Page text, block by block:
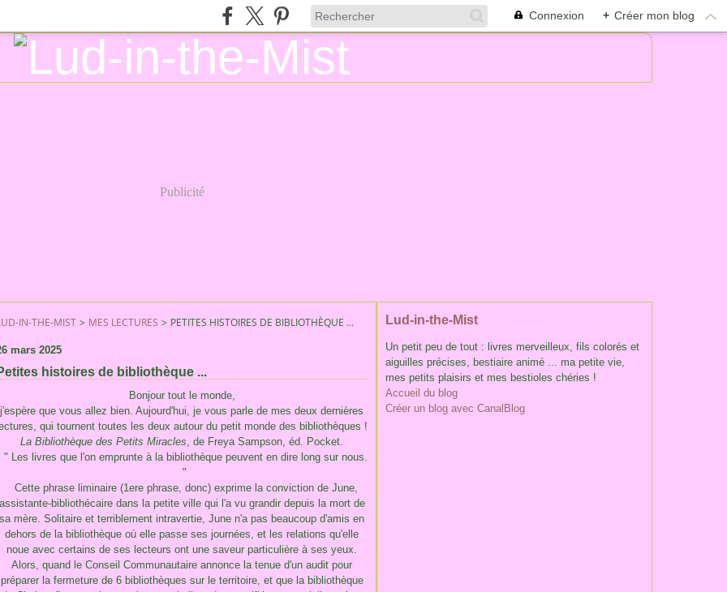
Connexion + Créer mon blog
Publicité
IN-THE-MIST > MES LECTURES > PETITES HISTOIRES DE BIBLIOTHÈQUE ...
mars 2025
histoires de bibliothèque ...
Bonjour tout le monde,
j'espère que vous allez bien. Aujourd'hui, je vous parle de mes deux dernières
qui tournent toutes les deux autour du petit monde des bibliothèques !
La Bibliothèque des Petits Miracles, de Freya Sampson, éd. Pocket.
" Les livres que l'on emprunte à la bibliothèque peuvent en dire long sur nous.
"
Cette phrase liminaire (1ere phrase, donc) exprime la conviction de June,
bibliothécaire dans la petite ville qui l'a vu grandir depuis la mort de
sa mère. Solitaire et terriblement intravertie, June n'a pas beaucoup d'amis en
dehors de la bibliothèque où elle passe ses journées, et les relations qu'elle
noue avec certains de ses lecteurs ont une saveur particulière à ses yeux.
Alors, quand le Conseil Communautaire annonce la tenue d'un audit pour
préparer la fermeture de 6 bibliothèques sur le territoire, et que la bibliothèque
Lud-in-the-Mist
Un petit peu de tout : livres merveilleux, fils colorés et
aiguilles précises, bestiaire animé ... ma petite vie,
mes petits plaisirs et mes bestioles chéries !
Accueil du blog
Créer un blog avec CanalBlog